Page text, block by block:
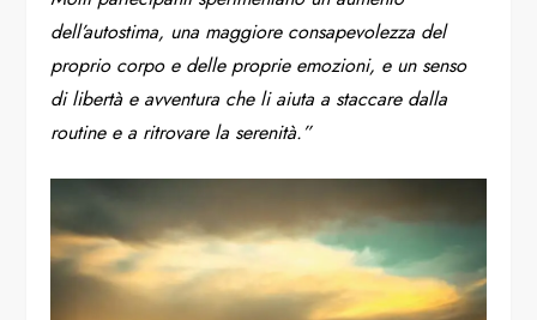
dell’autostima, una maggiore consapevolezza del
proprio corpo e delle proprie emozioni, e un senso
di libertà e avventura che li aiuta a staccare dalla
routine e a ritrovare la serenità.”